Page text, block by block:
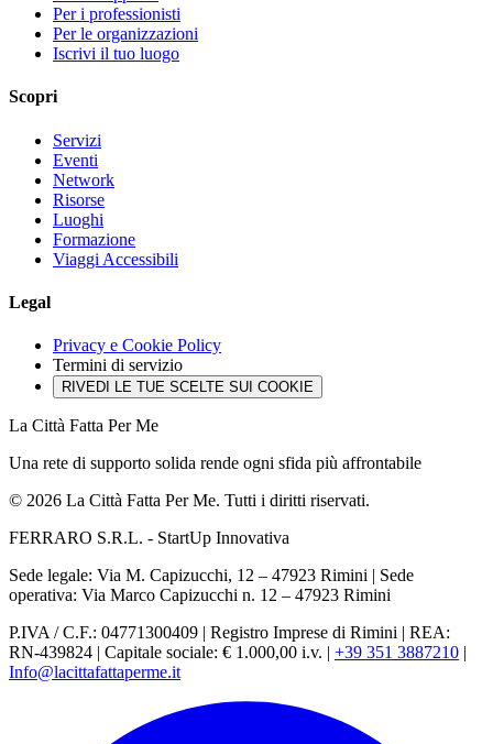
Per i professionisti
Per le organizzazioni
Iscrivi il tuo luogo
Scopri
Servizi
Eventi
Network
Risorse
Luoghi
Formazione
Viaggi Accessibili
Legal
Privacy e Cookie Policy
Termini di servizio
RIVEDI LE TUE SCELTE SUI COOKIE
La Città Fatta Per Me
Una rete di supporto solida rende ogni sfida più affrontabile
© 2026 La Città Fatta Per Me. Tutti i diritti riservati.
FERRARO S.R.L. - StartUp Innovativa
Sede legale: Via M. Capizucchi, 12 – 47923 Rimini | Sede
operativa: Via Marco Capizucchi n. 12 – 47923 Rimini
P.IVA / C.F.: 04771300409 | Registro Imprese di Rimini | REA:
RN-439824 | Capitale sociale: € 1.000,00 i.v. | +39 351 3887210 |
Info@lacittafattaperme.it